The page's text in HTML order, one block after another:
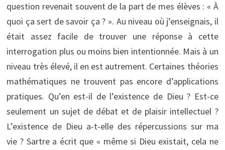
question revenait souvent de la part de mes élèves : « À
quoi ça sert de savoir ça ? ». Au niveau où j’enseignais, il
était assez facile de trouver une réponse à cette
interrogation plus ou moins bien intentionnée. Mais à un
niveau très élevé, il en est autrement. Certaines théories
mathématiques ne trouvent pas encore d’applications
pratiques. Qu’en est-il de l’existence de Dieu ? Est-ce
seulement un sujet de débat et de plaisir intellectuel ?
L’existence de Dieu a-t-elle des répercussions sur ma
vie ? Sartre a écrit que « même si Dieu existait, cela ne